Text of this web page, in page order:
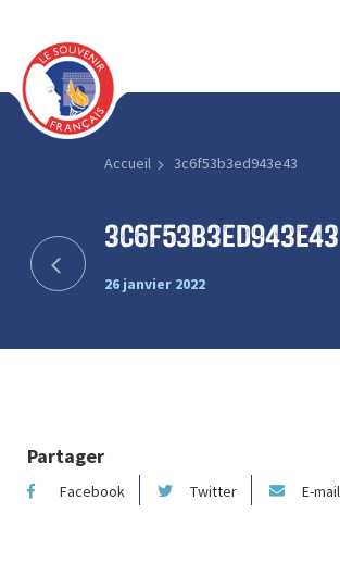
Accueil 3c6f53b3ed943e43
3c6f53b3ed943e43
26 janvier 2022
Partager
Facebook Twitter E-mail